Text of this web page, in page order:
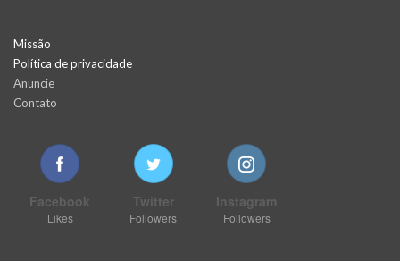
Missão
Política de privacidade
Anuncie
Contato
Facebook
Likes
Twitter
Followers
Instagram
Followers